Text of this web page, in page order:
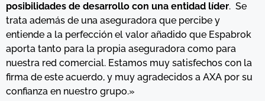
posibilidades de desarrollo con una entidad líder. Se
trata además de una aseguradora que percibe y
entiende a la perfección el valor añadido que Espabrok
aporta tanto para la propia aseguradora como para
nuestra red comercial. Estamos muy satisfechos con la
firma de este acuerdo, y muy agradecidos a AXA por su
confianza en nuestro grupo.»